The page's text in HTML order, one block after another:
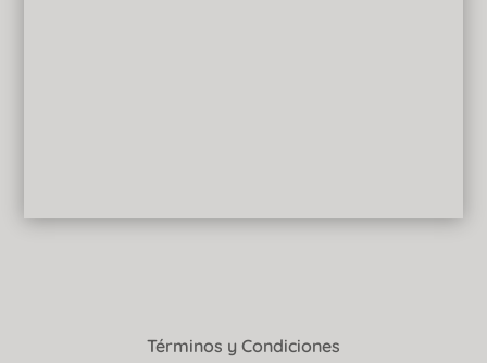
Términos y Condiciones